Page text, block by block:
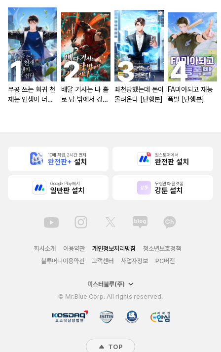
무공 쓰는 회귀 천
재는 인생이 너무
배달 기사는 나 홀
로 탑 밖에서 강해
좌천당했는데 돈이
몰려온다 [단행본]
FA미아되고 재능
폭발 [단행본]
10배 적립, 2시간 먼저
완전판+ 설치
원스토어에서
완전판 설치
Google Play에서
일반판 설치
무협만화 플랫폼
강툰 설치
회사소개 이용약관 개인정보처리방침
청소년보호정책
블루머니이용약관
고객센터 사업자정보 PC버전
미스터블루(주)
© Mr.Blue Corp. All rights reserved.
TOP